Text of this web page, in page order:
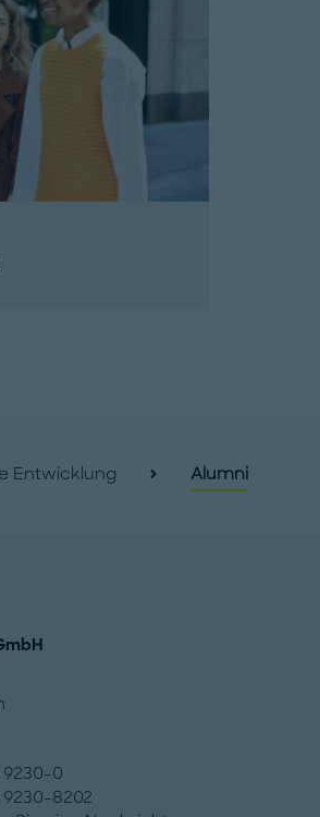
Entwicklung Alumni
9230-0
9230-8202